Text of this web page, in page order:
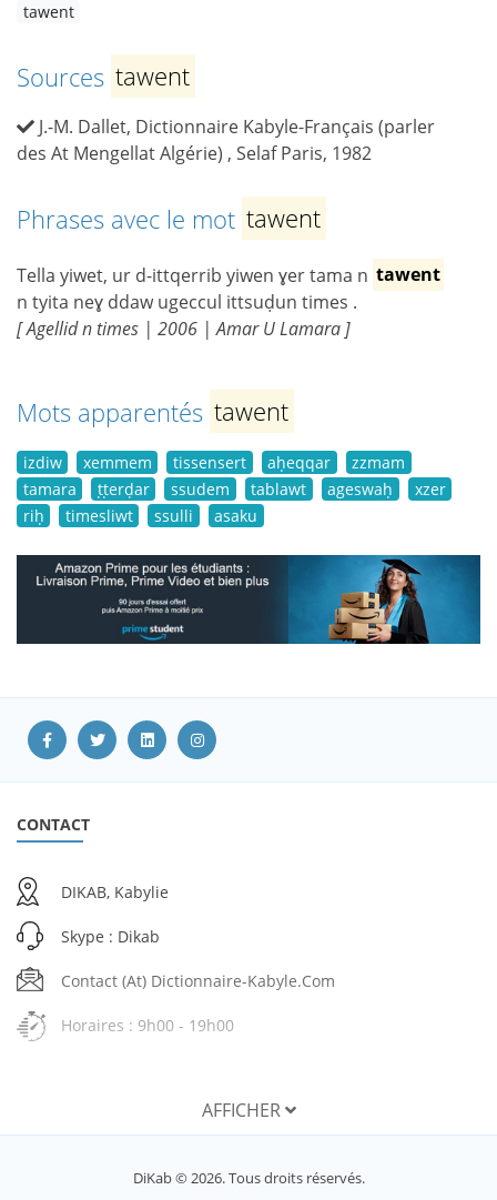
tawent
Sources tawent
J.-M. Dallet, Dictionnaire Kabyle-Français (parler
des At Mengellat Algérie) , Selaf Paris, 1982
Phrases avec le mot tawent
Tella yiwet, ur d-ittqerrib yiwen ɣer tama n tawent
n tyita neɣ ddaw ugeccul ittsuḍun times .
[ Agellid n times | 2006 | Amar U Lamara ]
Mots apparentés tawent
izdiw xemmem tissensert aḥeqqar
zzmam
tamara
ṭṭerḍar ssudem tablawt ageswaḥ
xzer
riḥ
timesliwt ssulli asaku
CONTACT
DIKAB, Kabylie
Skype : Dikab
Contact (at) Dictionnaire-Kabyle.com
Horaires : 9h00 - 19h00
AFFICHER
DiKab © 2026. Tous droits réservés.